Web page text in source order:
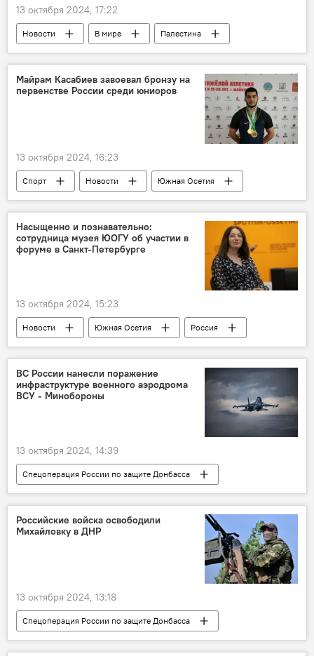
13 октября 2024, 17:22
Новости В мире
Палестина
Израиль
Майрам Касабиев завоевал бронзу на
первенстве России среди юниоров
13 октября 2024, 16:23
Спорт Новости
Южная Осетия
тяжелая атлетика
Насыщенно и познавательно:
сотрудница музея ЮОГУ об участии в
форуме в Санкт-Петербурге
13 октября 2024, 15:23
Новости Южная Осетия
Россия
Культура
ЮОГУ
ВС России нанесли поражение
инфраструктуре военного аэродрома
ВСУ - Минобороны
13 октября 2024, 14:39
Спецоперация России по защите Донбасса
Новости
СВО
Минобороны России
Российские войска освободили
Михайловку в ДНР
13 октября 2024, 13:18
Спецоперация России по защите Донбасса
Новости
СВО